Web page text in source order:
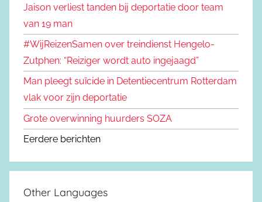
Jaison verliest tanden bij deportatie door team
van 19 man
#WijReizenSamen over treindienst Hengelo-
Zutphen: “Reiziger wordt auto ingejaagd”
Man pleegt suïcide in Detentiecentrum Rotterdam
vlak voor zijn deportatie
Grote overwinning huurders SOZA
Eerdere berichten
Other Languages